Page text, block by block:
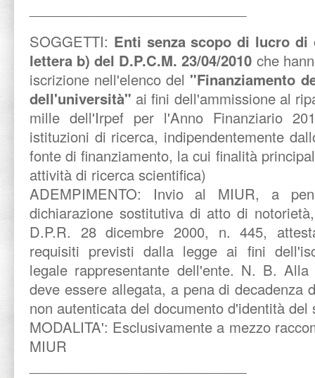
SOGGETTI: Enti senza scopo di lucro
lettera b) del D.P.C.M. 23/04/2010 che
iscrizione nell'elenco del "Finanziamento
dell'università" ai fini dell'ammissione al
mille dell'Irpef per l'Anno Finanziario
istituzioni di ricerca, indipendentemente
fonte di finanziamento, la cui finalità
attività di ricerca scientifica)
ADEMPIMENTO: Invio al MIUR, a
dichiarazione sostitutiva di atto di
D.P.R. 28 dicembre 2000, n. 445,
requisiti previsti dalla legge ai fini
legale rappresentante dell'ente. N. B. Alla
deve essere allegata, a pena di decadenza
non autenticata del documento d'identità del
MODALITA': Esclusivamente a mezzo
MIUR